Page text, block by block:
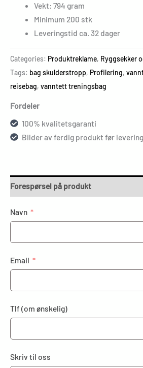
Vekt: 794 gram
Minimum 200 stk
Leveringstid ca. 32 dager
Categories: Produktreklame, Ryggsekker
Tags: bag skulderstropp, Profilering,
reisebag, vanntett treningsbag
Fordeler
100% kvalitetsgaranti
Bilder av ferdig produkt før levering
Forespørsel på produkt
Navn
Email
Tlf (om ønskelig)
Skriv til oss